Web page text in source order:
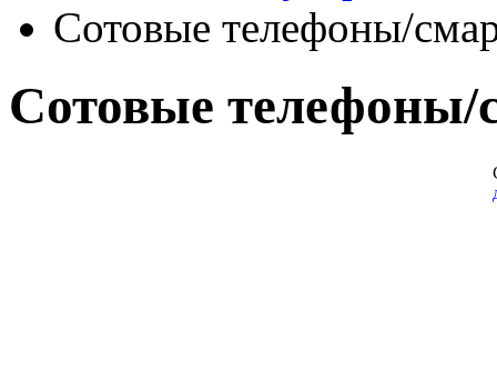
Сотовые телефоны/
Сотовые